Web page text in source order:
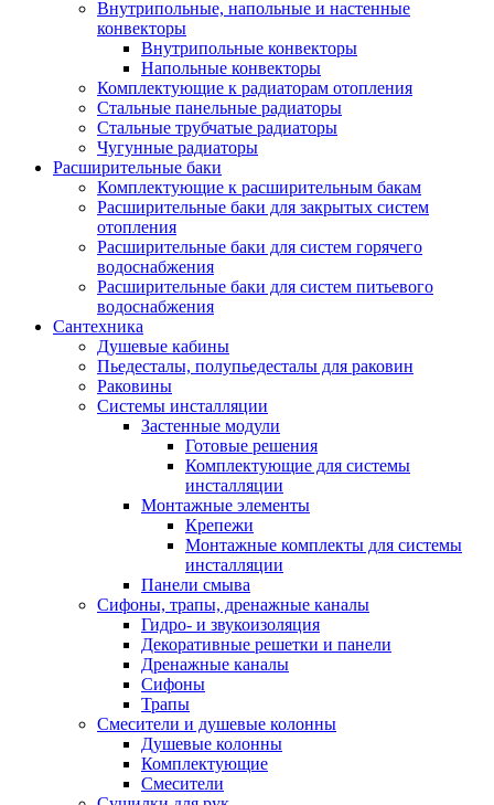
Внутрипольные, напольные и настенные
конвекторы
Внутрипольные конвекторы
Напольные конвекторы
Комплектующие к радиаторам отопления
Стальные панельные радиаторы
Стальные трубчатые радиаторы
Чугунные радиаторы
Расширительные баки
Комплектующие к расширительным бакам
Расширительные баки для закрытых систем
отопления
Расширительные баки для систем горячего
водоснабжения
Расширительные баки для систем питьевого
водоснабжения
Сантехника
Душевые кабины
Пьедесталы, полупьедесталы для раковин
Раковины
Системы инсталляции
Застенные модули
Готовые решения
Комплектующие для системы
инсталляции
Монтажные элементы
Крепежи
Монтажные комплекты для системы
инсталляции
Панели смыва
Сифоны, трапы, дренажные каналы
Гидро- и звукоизоляция
Декоративные решетки и панели
Дренажные каналы
Сифоны
Трапы
Смесители и душевые колонны
Душевые колонны
Комплектующие
Смесители